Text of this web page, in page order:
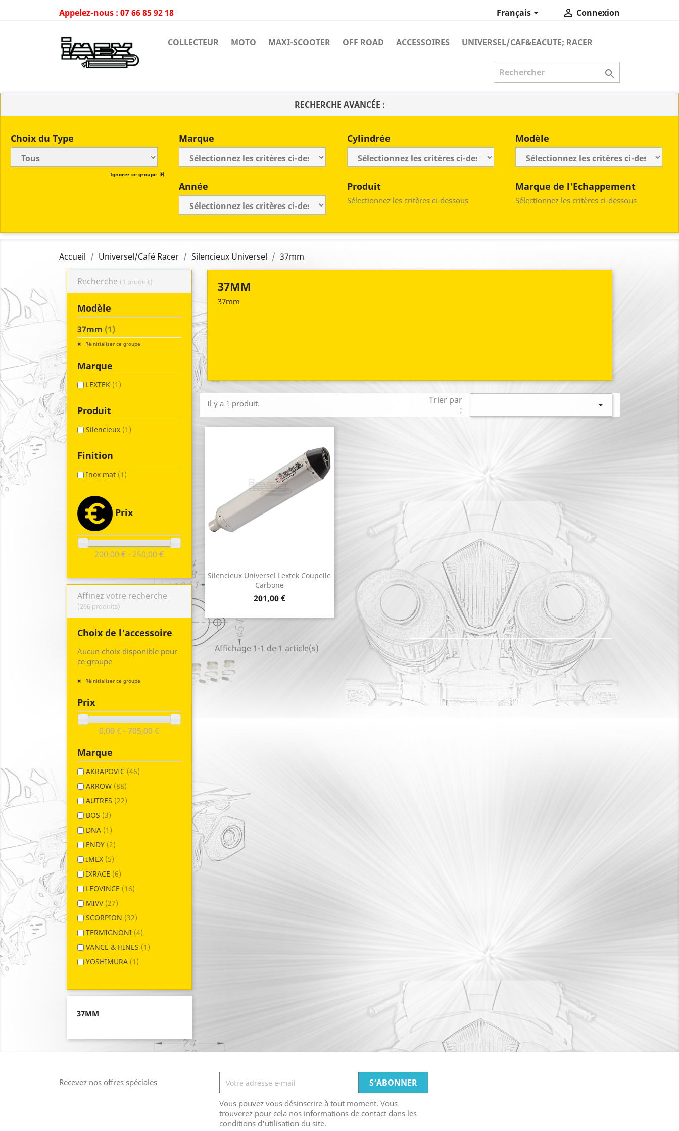
Appelez-nous : 07 66 85 92 18 Français  Connexion
COLLECTEUR MOTO MAXI-SCOOTER OFF ROAD ACCESSOIRES UNIVERSEL/CAF&EACUTE; RACER

RECHERCHE AVANCÉE :
Choix du Type
Ignorer ce groupe
Marque Cylindrée Modèle
Année Produit
Sélectionnez les critères ci-dessous
Marque de l'Echappement
Sélectionnez les critères ci-dessous
Accueil Universel/Café Racer Silencieux Universel 37mm
Recherche (1 produit)
Modèle
37mm (1)
Réinitialiser ce groupe
Marque
LEXTEK (1)
Produit
Silencieux (1)
Finition
Inox mat (1)
Prix
200,00 € - 250,00 €
Affinez votre recherche
(266 produits)
Choix de l'accessoire
Aucun choix disponible pour
ce groupe
Réinitialiser ce groupe
Prix
0,00 € - 705,00 €
Marque
AKRAPOVIC (46)
ARROW (88)
AUTRES (22)
BOS (3)
DNA (1)
ENDY (2)
IMEX (5)
IXRACE (6)
LEOVINCE (16)
MIVV (27)
SCORPION (32)
TERMIGNONI (4)
VANCE & HINES (1)
YOSHIMURA (1)
37MM
37MM
37mm
Il y a 1 produit.
Trier par
:

Silencieux Universel Lextek Coupelle
Carbone
Prix
201,00 €
Aperçu rapide
Affichage 1-1 de 1 article(s)
Recevez nos offres spéciales
Vous pouvez vous désinscrire à tout moment. Vous
trouverez pour cela nos informations de contact dans les
conditions d'utilisation du site.